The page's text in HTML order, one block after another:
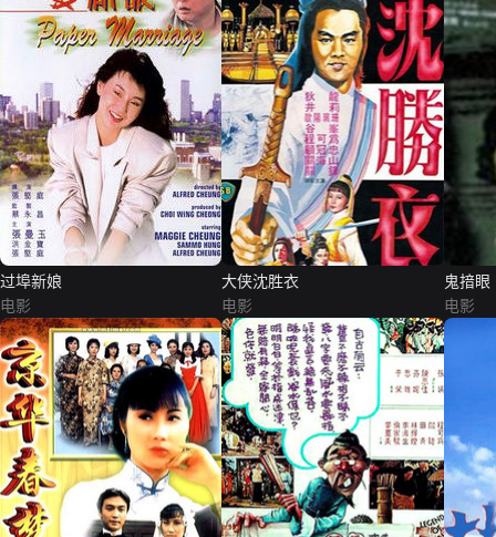
过埠新娘
电影
大侠沈胜衣
电影
鬼揞眼
电影